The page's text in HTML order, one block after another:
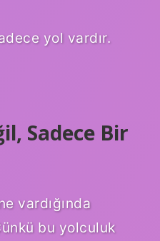
yol vardır.
Sadece Bir
vardığında
bu yolculuk